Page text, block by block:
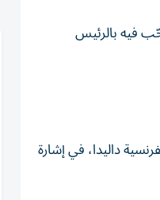
فيه بالرئيس
داليدا، في إشارة